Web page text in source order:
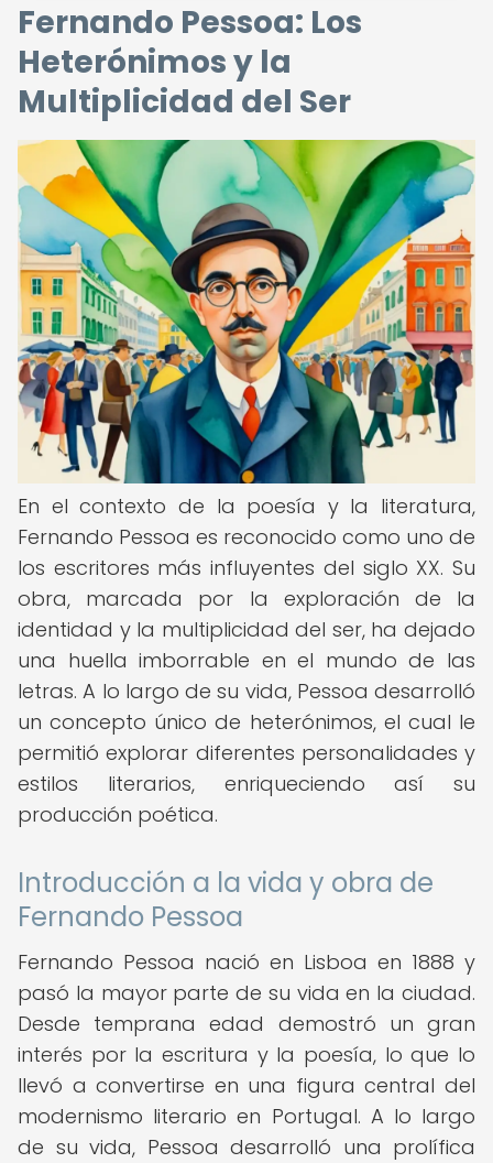
Fernando Pessoa: Los
Heterónimos y la
Multiplicidad del Ser
En el contexto de la poesía y la literatura,
Fernando Pessoa es reconocido como uno de
los escritores más influyentes del siglo XX. Su
obra, marcada por la exploración de la
identidad y la multiplicidad del ser, ha dejado
una huella imborrable en el mundo de las
letras. A lo largo de su vida, Pessoa desarrolló
un concepto único de heterónimos, el cual le
permitió explorar diferentes personalidades y
estilos literarios, enriqueciendo así su
producción poética.
Introducción a la vida y obra de
Fernando Pessoa
Fernando Pessoa nació en Lisboa en 1888 y
pasó la mayor parte de su vida en la ciudad.
Desde temprana edad demostró un gran
interés por la escritura y la poesía, lo que lo
llevó a convertirse en una figura central del
modernismo literario en Portugal. A lo largo
de su vida, Pessoa desarrolló una prolífica